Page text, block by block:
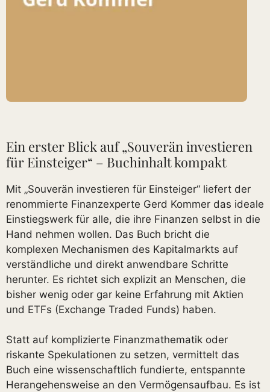
Ein erster Blick auf „Souverän investieren
für Einsteiger“ – Buchinhalt kompakt
Mit „Souverän investieren für Einsteiger“ liefert der
renommierte Finanzexperte Gerd Kommer das ideale
Einstiegswerk für alle, die ihre Finanzen selbst in die
Hand nehmen wollen. Das Buch bricht die
komplexen Mechanismen des Kapitalmarkts auf
verständliche und direkt anwendbare Schritte
herunter. Es richtet sich explizit an Menschen, die
bisher wenig oder gar keine Erfahrung mit Aktien
und ETFs (Exchange Traded Funds) haben.
Statt auf komplizierte Finanzmathematik oder
riskante Spekulationen zu setzen, vermittelt das
Buch eine wissenschaftlich fundierte, entspannte
Herangehensweise an den Vermögensaufbau. Es ist